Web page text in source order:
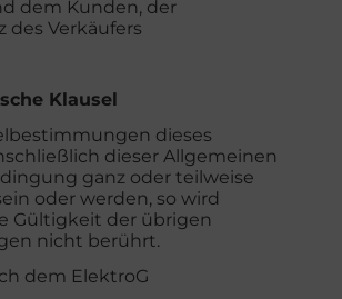
dem Kunden, der
des Verkäufers
Klausel
dieses
dieser Allgemeinen
ganz oder teilweise
oder werden, so wird
Gültigkeit der übrigen
nicht berührt.
dem ElektroG